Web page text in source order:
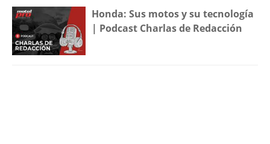
Honda: Sus motos y su tecnología
| Podcast Charlas de Redacción